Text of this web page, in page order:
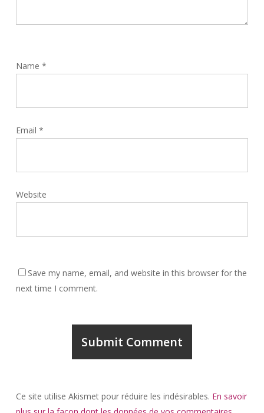
Name *
Email *
Website
Save my name, email, and website in this browser for the
next time I comment.
Ce site utilise Akismet pour réduire les indésirables. En savoir